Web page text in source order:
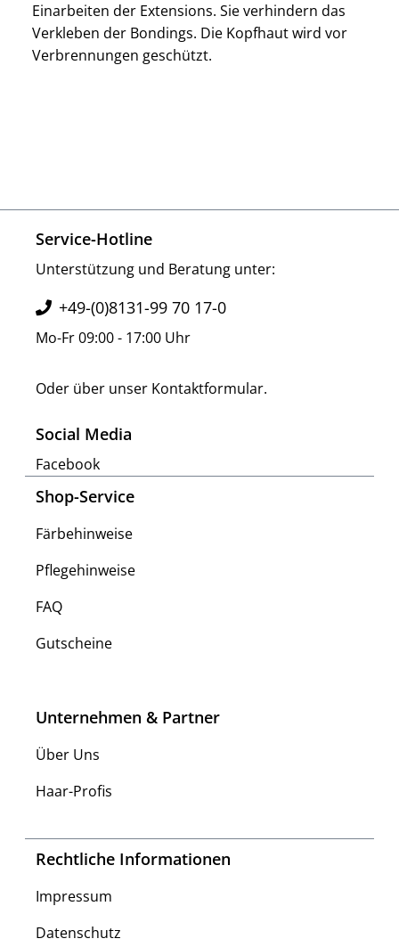
Einarbeiten der Extensions. Sie verhindern das
Verkleben der Bondings. Die Kopfhaut wird vor
Verbrennungen geschützt.
Service-Hotline
Unterstützung und Beratung unter:
+49-(0)8131-99 70 17-0
Mo-Fr 09:00 - 17:00 Uhr
Oder über unser Kontaktformular.
Social Media
Facebook
Shop-Service
Färbehinweise
Pflegehinweise
FAQ
Gutscheine
Unternehmen & Partner
Über Uns
Haar-Profis
Rechtliche Informationen
Impressum
Datenschutz